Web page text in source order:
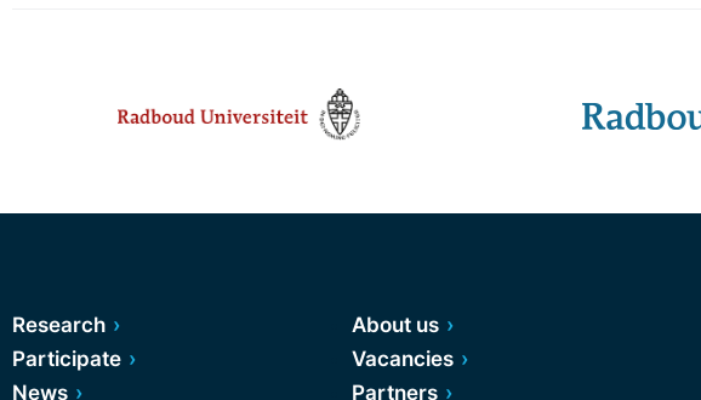
Research
Participate
News
About us
Vacancies
Partners